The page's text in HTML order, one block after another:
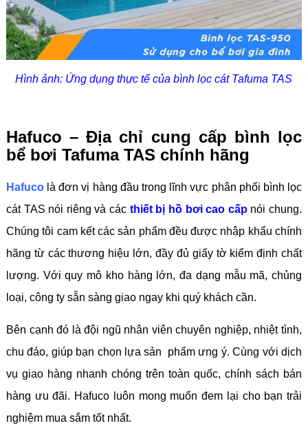
Hình ảnh: Ứng dụng thực tế của bình lọc cát Tafuma TAS
Hafuco – Địa chỉ cung cấp bình lọc
bể bơi Tafuma TAS chính hãng
Hafucolà đơn vị hàng đầu trong lĩnh vực phân phối bình lọc
cát TAS nói riêng và các thiết bị hồ bơi cao cấpnói chung.
Chúng tôi cam kết các sản phẩm đều được nhập khẩu chính
hãng từ các thương hiệu lớn, đầy đủ giấy tờ kiểm định chất
lượng. Với quy mô kho hàng lớn, đa dạng mẫu mã, chủng
loại, công ty sẵn sàng giao ngay khi quý khách cần.
Bên cạnh đó là đội ngũ nhân viên chuyên nghiệp, nhiệt tình,
chu đáo, giúp bạn chọn lựa sản phẩm ưng ý. Cùng với dịch
vụ giao hàng nhanh chóng trên toàn quốc, chính sách bán
hàng ưu đãi. Hafuco luôn mong muốn đem lại cho bạn trải
nghiệm mua sắm tốt nhất.